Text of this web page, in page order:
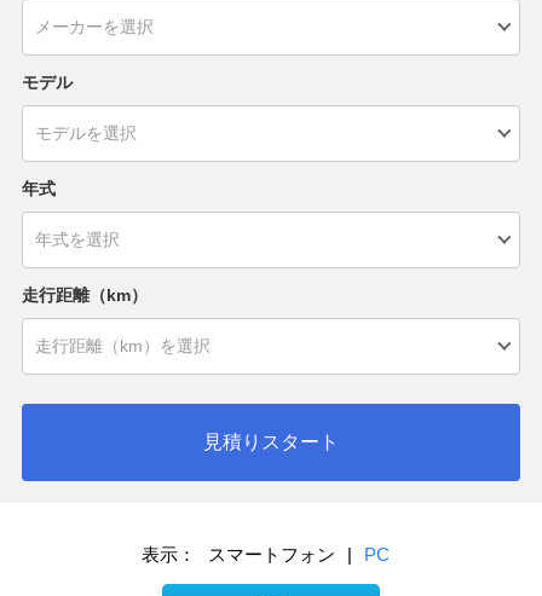
モデル
年式
走行距離（km）
見積りスタート
表示： スマートフォン | PC